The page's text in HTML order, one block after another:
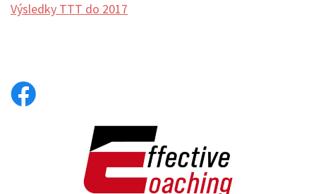
Výsledky TTT do 2017